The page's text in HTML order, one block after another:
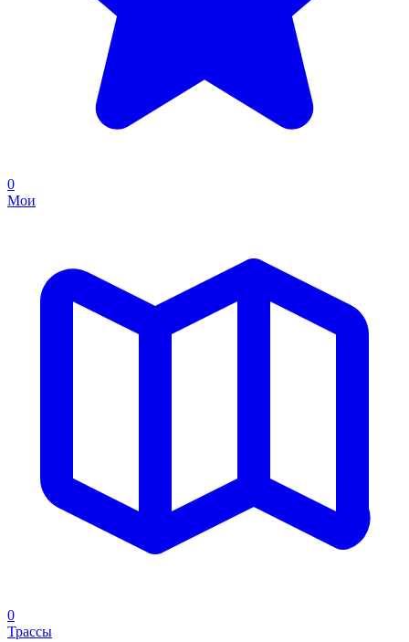
0
Мои
0
Трассы